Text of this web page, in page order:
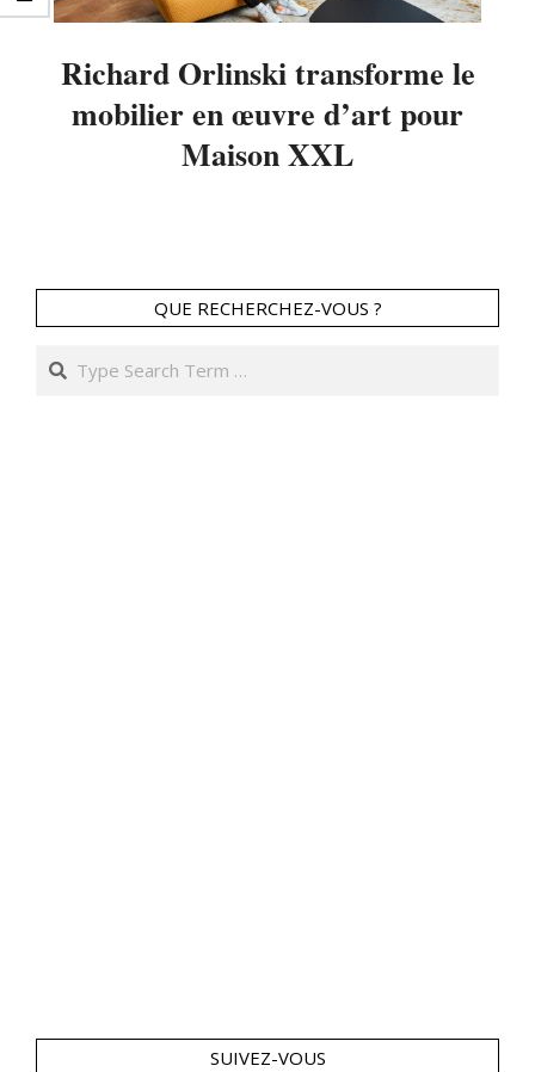
Richard Orlinski transforme le
mobilier en œuvre d’art pour
Maison XXL
QUE RECHERCHEZ-VOUS ?
Search
SUIVEZ-VOUS